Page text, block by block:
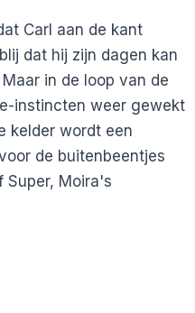
Carl aan de kant
dat hij zijn dagen kan
in de loop van de
instincten weer gewekt
kelder wordt een
de buitenbeentjes
Super, Moira's